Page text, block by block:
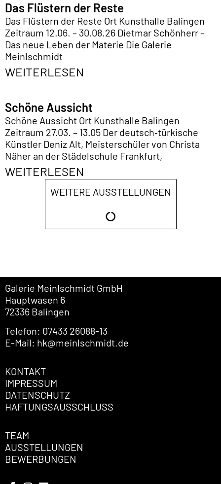
Das Flüstern der Reste
Das Flüstern der Reste Ort Kunsthalle Balingen
Zeitraum 12.06. – 30.08.26 Dietmar Schönherr –
Das neue Leben der Materie Die Galerie
Meinlschmidt
WEITERLESEN
Schöne Aussicht
Schöne Aussicht Ort Kunsthalle Balingen
Zeitraum 27.03. – 13.05 Der deutsch‑türkische
Künstler Deniz Alt, Meisterschüler von Christa
Näher an der Städelschule Frankfurt,
WEITERLESEN
WEITERE AUSSTELLUNGEN
Galerie Meinlschmidt GmbH
Hauptwasen 6
72336 Balingen
Telefon: 07433 26088-13
E-Mail: hk@meinlschmidt.de
KONTAKT
IMPRESSUM
DATENSCHUTZ
HAFTUNGSAUSSCHLUSS
TEAM
AUSSTELLUNGEN
BEWERBUNGEN